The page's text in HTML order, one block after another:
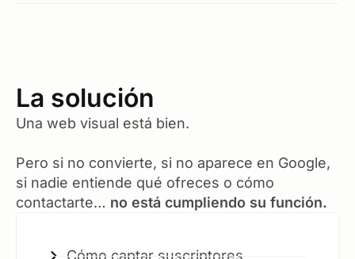
La solución
Una web visual está bien.
Pero si no convierte, si no aparece en Google,
si nadie entiende qué ofreces o cómo
contactarte… no está cumpliendo su función.
Cómo captar suscriptores